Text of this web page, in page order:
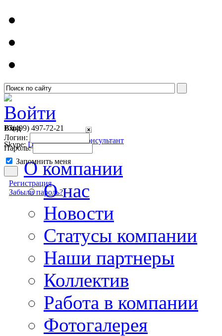
Войти
Вход
Логин:
Пароль:
Запомнить меня
Регистрация
Забыли пароль?
+7(499) 497-72-21
Онлайн консультант
Skype: Detsoft1
О компании
О нас
Новости
Cтатусы компании
Наши партнеры
Коллектив
Работа в компании
Фотогалерея